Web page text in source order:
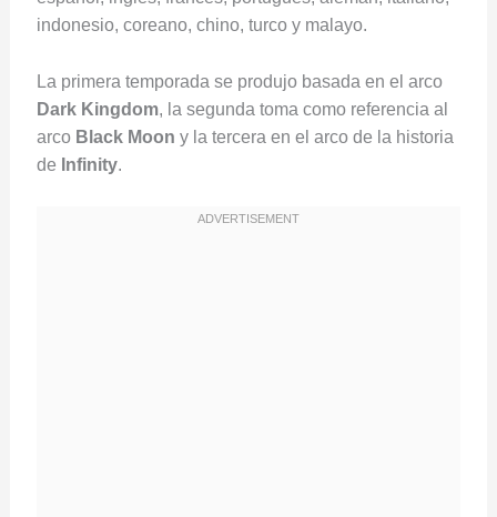
indonesio, coreano, chino, turco y malayo.
La primera temporada se produjo basada en el arco
Dark Kingdom, la segunda toma como referencia al
arco Black Moon y la tercera en el arco de la historia
de Infinity.